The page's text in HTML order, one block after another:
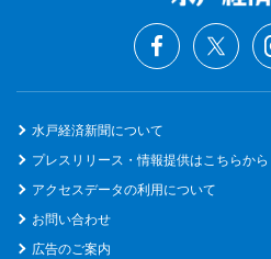
水戸経済新聞について
プレスリリース・情報提供はこちらから
アクセスデータの利用について
お問い合わせ
広告のご案内